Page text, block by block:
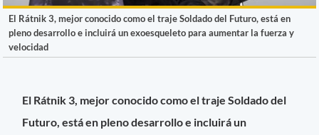
El Rátnik 3, mejor conocido como el traje Soldado del Futuro, está en
pleno desarrollo e incluirá un exoesqueleto para aumentar la fuerza y
velocidad
El Rátnik 3, mejor conocido como el traje Soldado del
Futuro, está en pleno desarrollo e incluirá un